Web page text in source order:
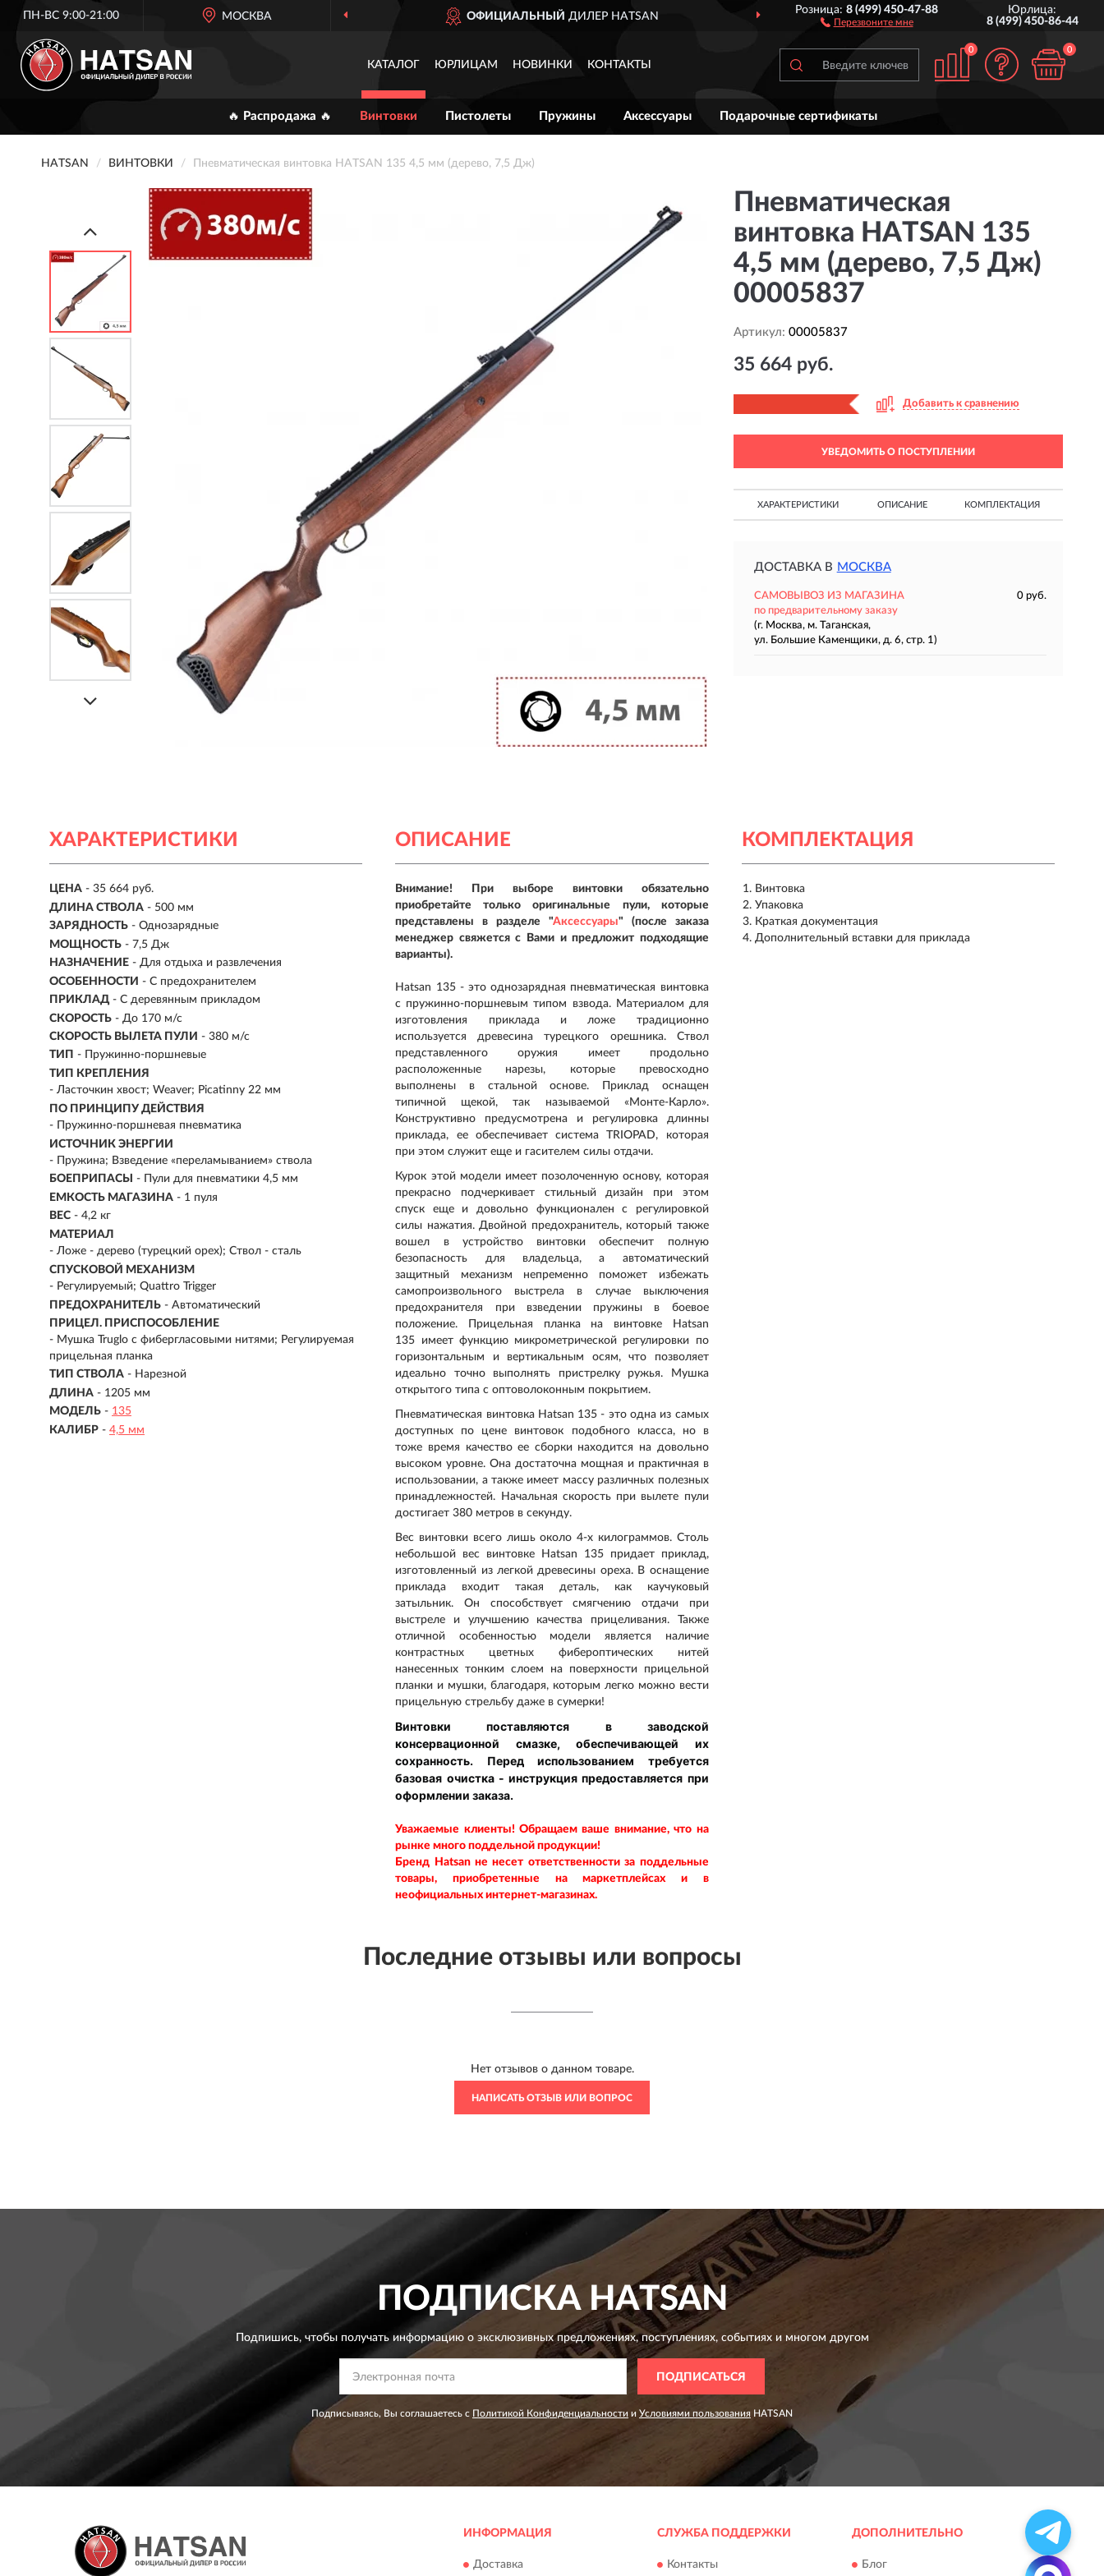
ПН-ВС 9:00-21:00 МОСКВА ОФИЦИАЛЬНЫЙ ДИЛЕР HATSAN ДОСТАВИМ ПО ВСЕЙ РОССИИ
Розница:8 (499) 450-47-88
Перезвоните мне
Юрлица:
8 (499) 450-86-44
КАТАЛОГ ЮРЛИЦАМ НОВИНКИ КОНТАКТЫ
0 0
🔥 Распродажа 🔥 Винтовки Пистолеты Пружины Аксессуары Подарочные сертификаты
HATSAN ВИНТОВКИ Пневматическая винтовка HATSAN 135 4,5 мм (дерево, 7,5 Дж)
Пневматическая
винтовка HATSAN 135
4,5 мм (дерево, 7,5 Дж)
00005837
Артикул: 00005837
35 664 руб.
Добавить к сравнению
УВЕДОМИТЬ О ПОСТУПЛЕНИИ
ХАРАКТЕРИСТИКИ ОПИСАНИЕ КОМПЛЕКТАЦИЯ
ДОСТАВКА В МОСКВА
САМОВЫВОЗ ИЗ МАГАЗИНА
0 руб.
по предварительному заказу
(г. Москва, м. Таганская,
ул. Большие Каменщики, д. 6, стр. 1)
ХАРАКТЕРИСТИКИ
ЦЕНА - 35 664 руб.
ДЛИНА СТВОЛА - 500 мм
ЗАРЯДНОСТЬ - Однозарядные
МОЩНОСТЬ - 7,5 Дж
НАЗНАЧЕНИЕ - Для отдыха и развлечения
ОСОБЕННОСТИ - С предохранителем
ПРИКЛАД - С деревянным прикладом
СКОРОСТЬ - До 170 м/с
СКОРОСТЬ ВЫЛЕТА ПУЛИ - 380 м/с
ТИП - Пружинно-поршневые
ТИП КРЕПЛЕНИЯ
- Ласточкин хвост; Weaver; Picatinny 22 мм
ПО ПРИНЦИПУ ДЕЙСТВИЯ
-
Пружинно-поршневая пневматика
ИСТОЧНИК ЭНЕРГИИ
- Пружина; Взведение «переламыванием» ствола
БОЕПРИПАСЫ
- Пули для пневматики 4,5 мм
ЕМКОСТЬ МАГАЗИНА - 1 пуля
ВЕС - 4,2 кг
МАТЕРИАЛ
- Ложе - дерево (турецкий орех); Ствол - сталь
СПУСКОВОЙ МЕХАНИЗМ
- Регулируемый; Quattro Trigger
ПРЕДОХРАНИТЕЛЬ - Автоматический
ПРИЦЕЛ. ПРИСПОСОБЛЕНИЕ
- Мушка Truglo с фибергласовыми нитями; Регулируемая
прицельная планка
ТИП СТВОЛА - Нарезной
ДЛИНА - 1205 мм
МОДЕЛЬ - 135
КАЛИБР - 4,5 мм
КОМПЛЕКТАЦИЯ
Винтовка
Упаковка
Краткая документация
Дополнительный вставки для приклада
ОПИСАНИЕ
Внимание! При выборе винтовки обязательно
приобретайте только оригинальные пули, которые
представлены в разделе "Аксессуары" (после заказа
менеджер свяжется с Вами и предложит подходящие
варианты).
Hatsan 135 - это однозарядная пневматическая винтовка
с пружинно-поршневым типом взвода. Материалом для
изготовления приклада и ложе традиционно
используется древесина турецкого орешника. Ствол
представленного оружия имеет продольно
расположенные нарезы, которые превосходно
выполнены в стальной основе. Приклад оснащен
типичной щекой, так называемой «Монте-Карло».
Конструктивно предусмотрена и регулировка длинны
приклада, ее обеспечивает система TRIOPAD, которая
при этом служит еще и гасителем силы отдачи.
Курок этой модели имеет позолоченную основу, которая
прекрасно подчеркивает стильный дизайн при этом
спуск еще и довольно функционален с регулировкой
силы нажатия. Двойной предохранитель, который также
вошел в устройство винтовки обеспечит полную
безопасность для владельца, а автоматический
защитный механизм непременно поможет избежать
самопроизвольного выстрела в случае выключения
предохранителя при взведении пружины в боевое
положение. Прицельная планка на винтовке Hatsan
135 имеет функцию микрометрической регулировки по
горизонтальным и вертикальным осям, что позволяет
идеально точно выполнять пристрелку ружья. Мушка
открытого типа с оптоволоконным покрытием.
Пневматическая винтовка Hatsan 135 - это одна из самых
доступных по цене винтовок подобного класса, но в
тоже время качество ее сборки находится на довольно
высоком уровне. Она достаточна мощная и практичная в
использовании, а также имеет массу различных полезных
принадлежностей. Начальная скорость при вылете пули
достигает 380 метров в секунду.
Вес винтовки всего лишь около 4-х килограммов. Столь
небольшой вес винтовке Hatsan 135 придает приклад,
изготовленный из легкой древесины ореха. В оснащение
приклада входит такая деталь, как каучуковый
затыльник. Он способствует смягчению отдачи при
выстреле и улучшению качества прицеливания. Также
отличной особенностью модели является наличие
контрастных цветных фибероптических нитей
нанесенных тонким слоем на поверхности прицельной
планки и мушки, благодаря, которым легко можно вести
прицельную стрельбу даже в сумерки!
Винтовки поставляются в заводской
консервационной смазке, обеспечивающей их
сохранность. Перед использованием требуется
базовая очистка - инструкция предоставляется при
оформлении заказа.
Уважаемые клиенты! Обращаем ваше внимание, что на
рынке много поддельной продукции!
Бренд Hatsan не несет ответственности за поддельные
товары, приобретенные на маркетплейсах и в
неофициальных интернет-магазинах.
Последние отзывы или вопросы
Нет отзывов о данном товаре.
НАПИСАТЬ ОТЗЫВ ИЛИ ВОПРОС
ПОДПИСКАHATSAN
Подпишись, чтобы получать информацию о эксклюзивных предложениях,поступлениях, событиях и многом другом
ПОДПИСАТЬСЯ
Подписываясь, Вы соглашаетесь с Политикой Конфиденциальности и Условиями пользования HATSAN
ИНФОРМАЦИЯ
Доставка
СЛУЖБА ПОДДЕРЖКИ
Контакты
ДОПОЛНИТЕЛЬНО
Блог